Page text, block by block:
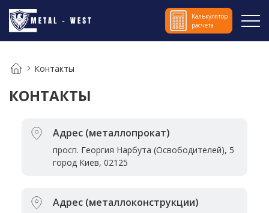
Калькулятор
расчета
Контакты
КОНТАКТЫ
Адрес (металлопрокат)
просп. Георгия Нарбута (Освободителей), 5
город Киев, 02125
Адрес (металлоконструкции)